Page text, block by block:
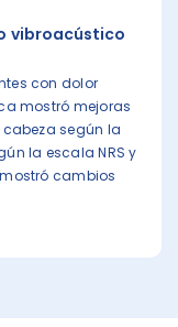
vibroacústico
con dolor
mostró mejoras
según la
la escala NRS y
cambios